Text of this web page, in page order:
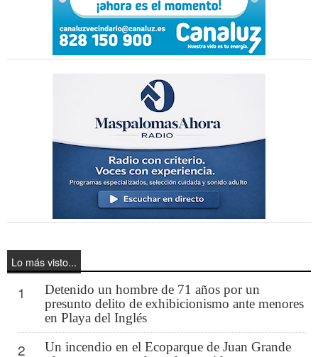
Lo más visto...
1
Detenido un hombre de 71 años por un
presunto delito de exhibicionismo ante menores
en Playa del Inglés
2
Un incendio en el Ecoparque de Juan Grande